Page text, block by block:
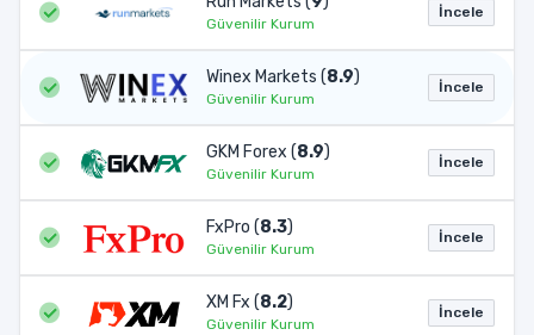
Güvenilir Kurum
İncele
Winex Markets (8.9)
Güvenilir Kurum
İncele
GKM Forex (8.9)
Güvenilir Kurum
İncele
FxPro (8.3)
Güvenilir Kurum
İncele
XM Fx (8.2)
Güvenilir Kurum
İncele